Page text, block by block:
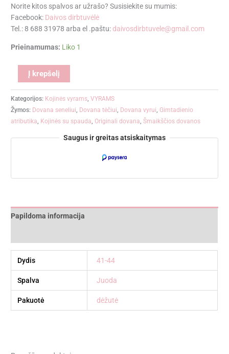
Norite kitos spalvos ar užrašo? Susisiekite su mumis:
Facebook: Daivos dirbtuvėlė
Tel.: 8 688 31978 arba el .paštu: daivosdirbtuvele@gmail.com
Prieinamumas: Liko 1
Į krepšelį
Kategorijos: Kojinės vyrams,VYRAMS
Žymos: Dovana seneliui, Dovana tėčiui, Dovana vyrui, Gimtadienio
atributika, Kojinės su spauda, Originali dovana,Šmaikščios dovanos
Saugus ir greitas atsiskaitymas
Papildoma informacija
Dydis 41-44
Spalva Juoda
Pakuotė dėžutė